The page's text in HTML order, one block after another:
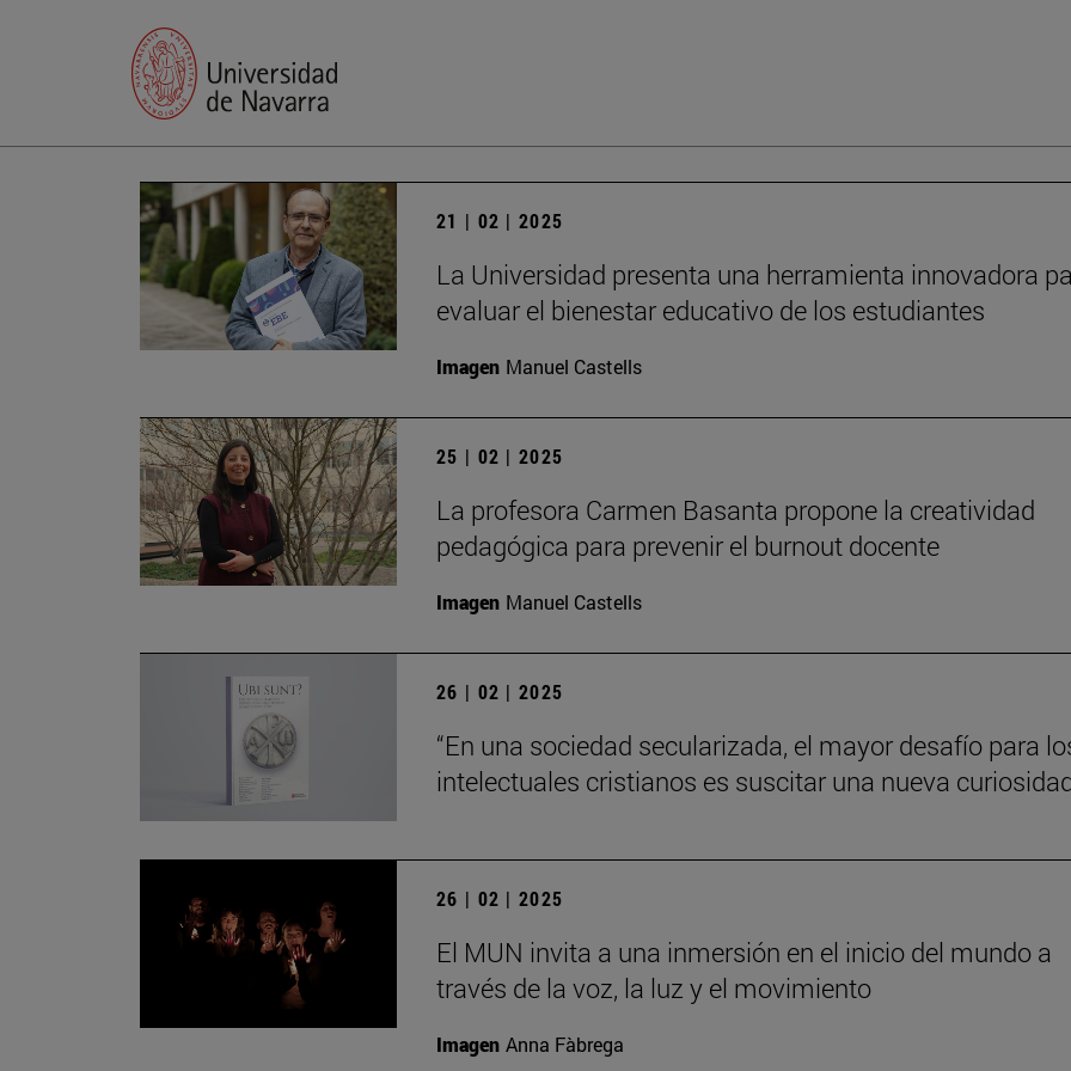
21 | 02 | 2025
La Universidad presenta una herramienta innovadora
evaluar el bienestar educativo de los estudiantes
Imagen Manuel Castells
25 | 02 | 2025
La profesora Carmen Basanta propone la creatividad
pedagógica para prevenir el burnout docente
Imagen Manuel Castells
26 | 02 | 2025
“En una sociedad secularizada, el mayor desafío para
intelectuales cristianos es suscitar una nueva
26 | 02 | 2025
El MUN invita a una inmersión en el inicio del mundo a
través de la voz, la luz y el movimiento
Imagen Anna Fàbrega